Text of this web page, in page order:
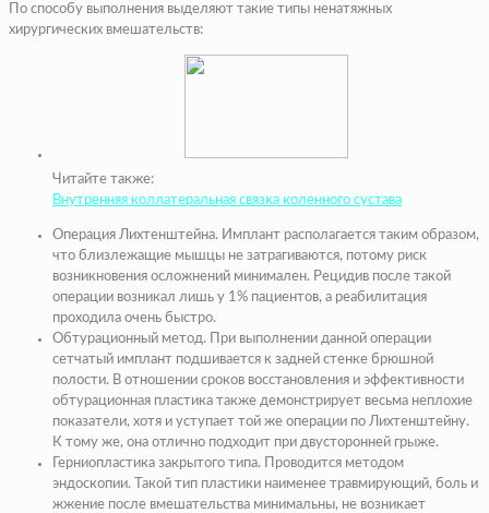
По способу выполнения выделяют такие типы ненатяжных
хирургических вмешательств:
Читайте также:
Внутренняя коллатеральная связка коленного сустава
Операция Лихтенштейна. Имплант располагается таким образом,
что близлежащие мышцы не затрагиваются, потому риск
возникновения осложнений минимален. Рецидив после такой
операции возникал лишь у 1% пациентов, а реабилитация
проходила очень быстро.
Обтурационный метод. При выполнении данной операции
сетчатый имплант подшивается к задней стенке брюшной
полости. В отношении сроков восстановления и эффективности
обтурационная пластика также демонстрирует весьма неплохие
показатели, хотя и уступает той же операции по Лихтенштейну.
К тому же, она отлично подходит при двусторонней грыже.
Герниопластика закрытого типа. Проводится методом
эндоскопии. Такой тип пластики наименее травмирующий, боль и
жжение после вмешательства минимальны, не возникает